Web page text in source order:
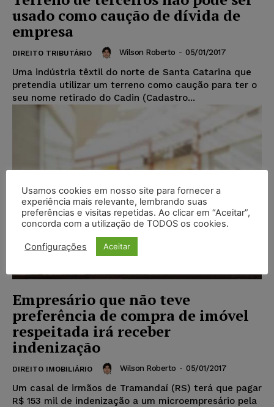
usado como caução de dívida de
empresa
DIREITO TRIBUTÁRIO Wilson Roberto - 05/01/2017
Uma indústria têxtil do norte de Santa Catarina que
pretendia utilizar um terreno como caução para ter o
seu nome retirado do Cadin (Cadastro...
Empresário que não teve
preferência de compra de imóvel
respeitada irá receber
indenização
DIREITO IMOBILIÁRIO Wilson Roberto - 05/01/2017
Um casal de irmãos de Tramandaí (RS) terá que pagar
R$ 153 mil de indenização a um microempresário pela
Usamos cookies em nosso site para fornecer a
experiência mais relevante, lembrando suas
preferências e visitas repetidas. Ao clicar em “Aceitar”,
concorda com a utilização de TODOS os cookies.
Configurações Aceitar